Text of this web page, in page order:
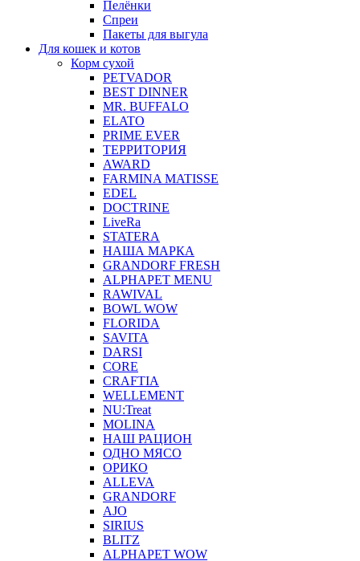
Пелёнки
Спреи
Пакеты для выгула
Для кошек и котов
Корм сухой
PETVADOR
BEST DINNER
MR. BUFFALO
ELATO
PRIME EVER
ТЕРРИТОРИЯ
AWARD
FARMINA MATISSE
EDEL
DOCTRINE
LiveRa
STATERA
НАША МАРКА
GRANDORF FRESH
ALPHAPET MENU
RAWIVAL
BOWL WOW
FLORIDA
SAVITA
DARSI
CORE
CRAFTIA
WELLEMENT
NU:Treat
MOLINA
НАШ РАЦИОН
ОДНО МЯСО
ОРИКО
ALLEVA
GRANDORF
AJO
SIRIUS
BLITZ
ALPHAPET WOW